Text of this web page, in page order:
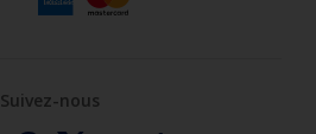
Suivez-nous